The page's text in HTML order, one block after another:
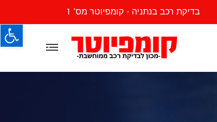
בדיקת רכב בנתניה - קומפיוטר מס' 1